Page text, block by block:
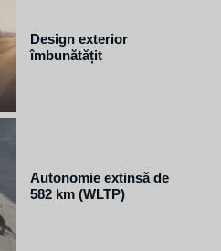
Design exterior
îmbunătățit
Autonomie extinsă de
582 km (WLTP)